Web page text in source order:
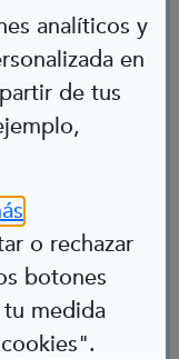
analíticos y
en
de tus
o rechazar
botones
tu medida